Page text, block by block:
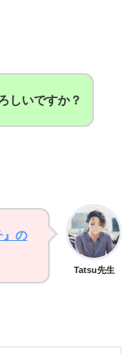
しいですか？
Tatsu先生
』の